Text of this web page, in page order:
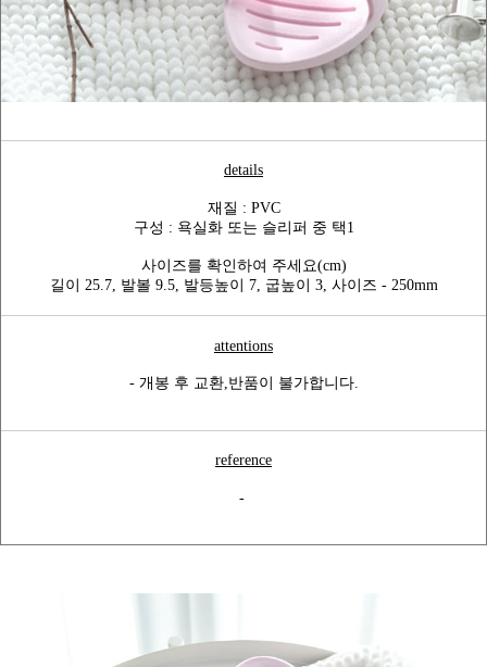
details
재질 : PVC
구성 : 욕실화 또는 슬리퍼 중 택1
사이즈를 확인하여 주세요(cm)
길이 25.7, 발볼 9.5, 발등높이 7, 굽높이 3, 사이즈 - 250mm
attentions
- 개봉 후 교환,반품이 불가합니다.
reference
-